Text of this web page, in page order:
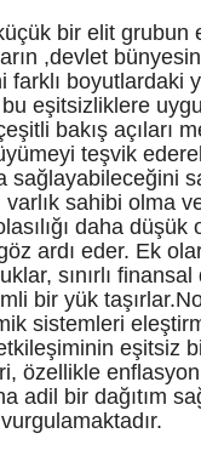
bir elit grubun
,devlet
boyutlardaki
eşitsizliklere
bakış açıları
teşvik
varlık sahibi olma
daha
ardı eder. Ek
sınırlı finansal
bir yük
sistemleri
eşitsiz
özellikle
adil bir dağıtım